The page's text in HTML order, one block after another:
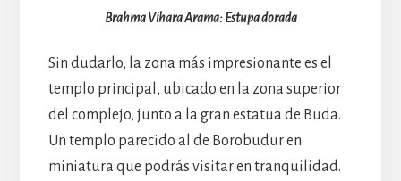
Brahma Vihara Arama: Estupa dorada
Sin dudarlo, la zona más impresionante es el
templo principal, ubicado en la zona superior
del complejo, junto a la gran estatua de Buda.
Un templo parecido al de Borobudur en
miniatura que podrás visitar en tranquilidad.